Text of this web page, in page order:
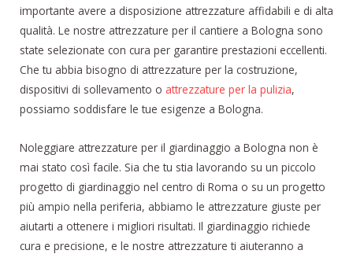
importante avere a disposizione attrezzature affidabili e di alta
qualità. Le nostre attrezzature per il cantiere a Bologna sono
state selezionate con cura per garantire prestazioni eccellenti.
Che tu abbia bisogno di attrezzature per la costruzione,
dispositivi di sollevamento o attrezzature per la pulizia,
possiamo soddisfare le tue esigenze a Bologna.
Noleggiare attrezzature per il giardinaggio a Bologna non è
mai stato così facile. Sia che tu stia lavorando su un piccolo
progetto di giardinaggio nel centro di Roma o su un progetto
più ampio nella periferia, abbiamo le attrezzature giuste per
aiutarti a ottenere i migliori risultati. Il giardinaggio richiede
cura e precisione, e le nostre attrezzature ti aiuteranno a